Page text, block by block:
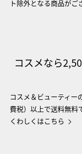
ト除外となる商品がご
コスメなら
コスメ＆ビューティー
費税）以上で送料無料
くわしくはこちら